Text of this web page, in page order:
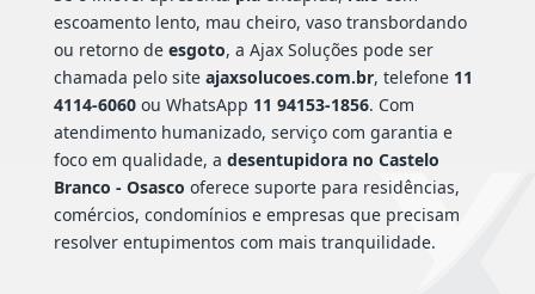
escoamento lento, mau cheiro, vaso transbordando
ou retorno de esgoto, a Ajax Soluções pode ser
chamada pelo site ajaxsolucoes.com.br, telefone 11
4114-6060ou WhatsApp 11 94153-1856. Com
atendimento humanizado, serviço com garantia e
foco em qualidade, a desentupidora no Castelo
Branco - Osasco oferece suporte para residências,
comércios, condomínios e empresas que precisam
resolver entupimentos com mais tranquilidade.